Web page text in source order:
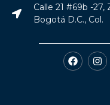
Calle 21 #69b -
Bogotá D.C., Col.